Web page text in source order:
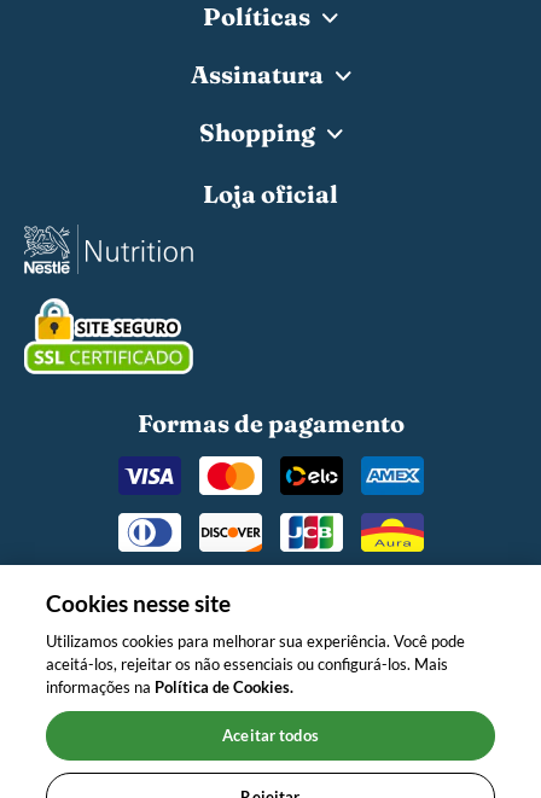
Políticas
Assinatura
Shopping
Loja oficial
Formas de pagamento
O MINISTÉRIO DA SAÚDE INFORMA:
CONTINUE AMAMENTANDO SEU
FILHO E OFEREÇA NOVOS
ALIMENTOS."
Cookies nesse site
Utilizamos cookies para melhorar sua experiência. Você pode
aceitá-los, rejeitar os não essenciais ou configurá-los. Mais
informações na Política de Cookies.
Aceitar todos